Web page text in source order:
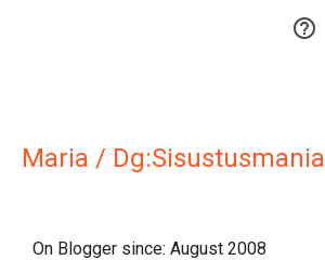

Maria / Dg:Sisustusmania
On Blogger since: August 2008